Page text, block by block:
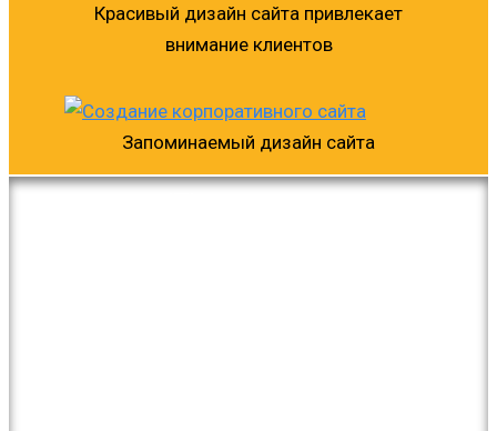
Красивый дизайн сайта привлекает
внимание клиентов
Запоминаемый дизайн сайта